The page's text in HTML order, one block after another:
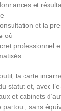
et
et la
où
professionnel
la carte
statut et, avec
et cabinets
partout, sans